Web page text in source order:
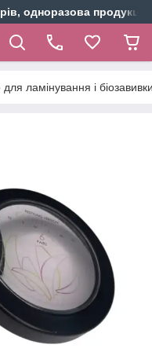
одноразова продукція
для ламінування і